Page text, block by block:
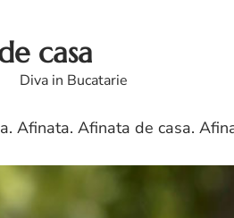
casa
Diva in Bucatarie
Afinata. Afinata de casa.